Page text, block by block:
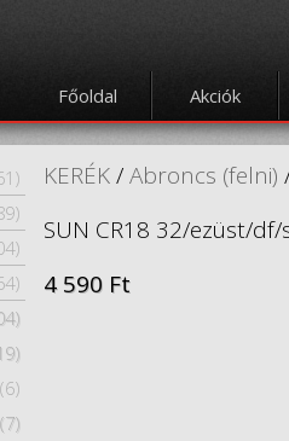
Főoldal Akciók
(6)
(7)
KERÉK/Abroncs (felni)
SUN CR18 32/ezüst/
4 590 Ft